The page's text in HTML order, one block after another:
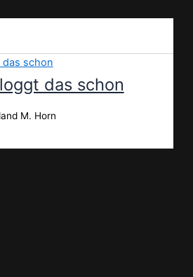
das schon
M. Horn